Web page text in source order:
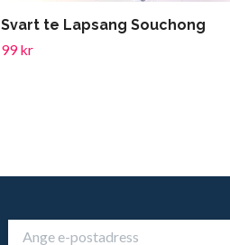
Svart te Lapsang Souchong
99 kr